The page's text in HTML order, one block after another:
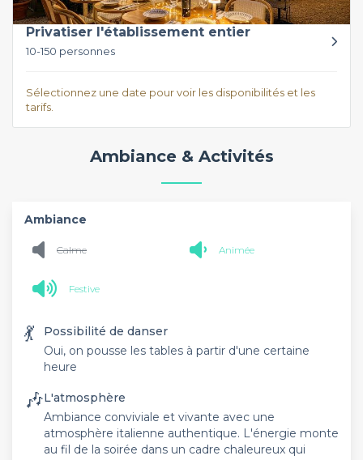
Privatiser l'établissement entier
10-150 personnes
Sélectionnez une date pour voir les disponibilités et les
tarifs.
Ambiance & Activités
Ambiance
Calme Animée
Festive
💃
Possibilité de danser
Oui, on pousse les tables à partir d'une certaine
heure
🎶L'atmosphère
Ambiance conviviale et vivante avec une
atmosphère italienne authentique. L'énergie monte
au fil de la soirée dans un cadre chaleureux qui